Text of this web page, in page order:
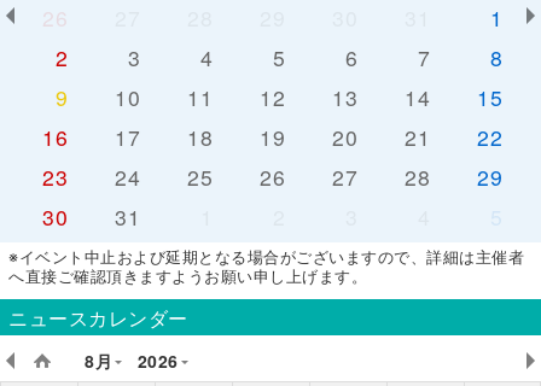
26
1
2
3 4 5 6 7
8
9
10 11 12 13 14
15
16
17 18 19 20 21
22
23
24 25 26 27 28
29
30
31 5
※イベント中止および延期となる場合がございますので、詳細は主催者
へ直接ご確認頂きますようお願い申し上げます。
ニュースカレンダー
8月
2026